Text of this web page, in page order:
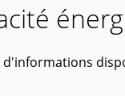
d'informations